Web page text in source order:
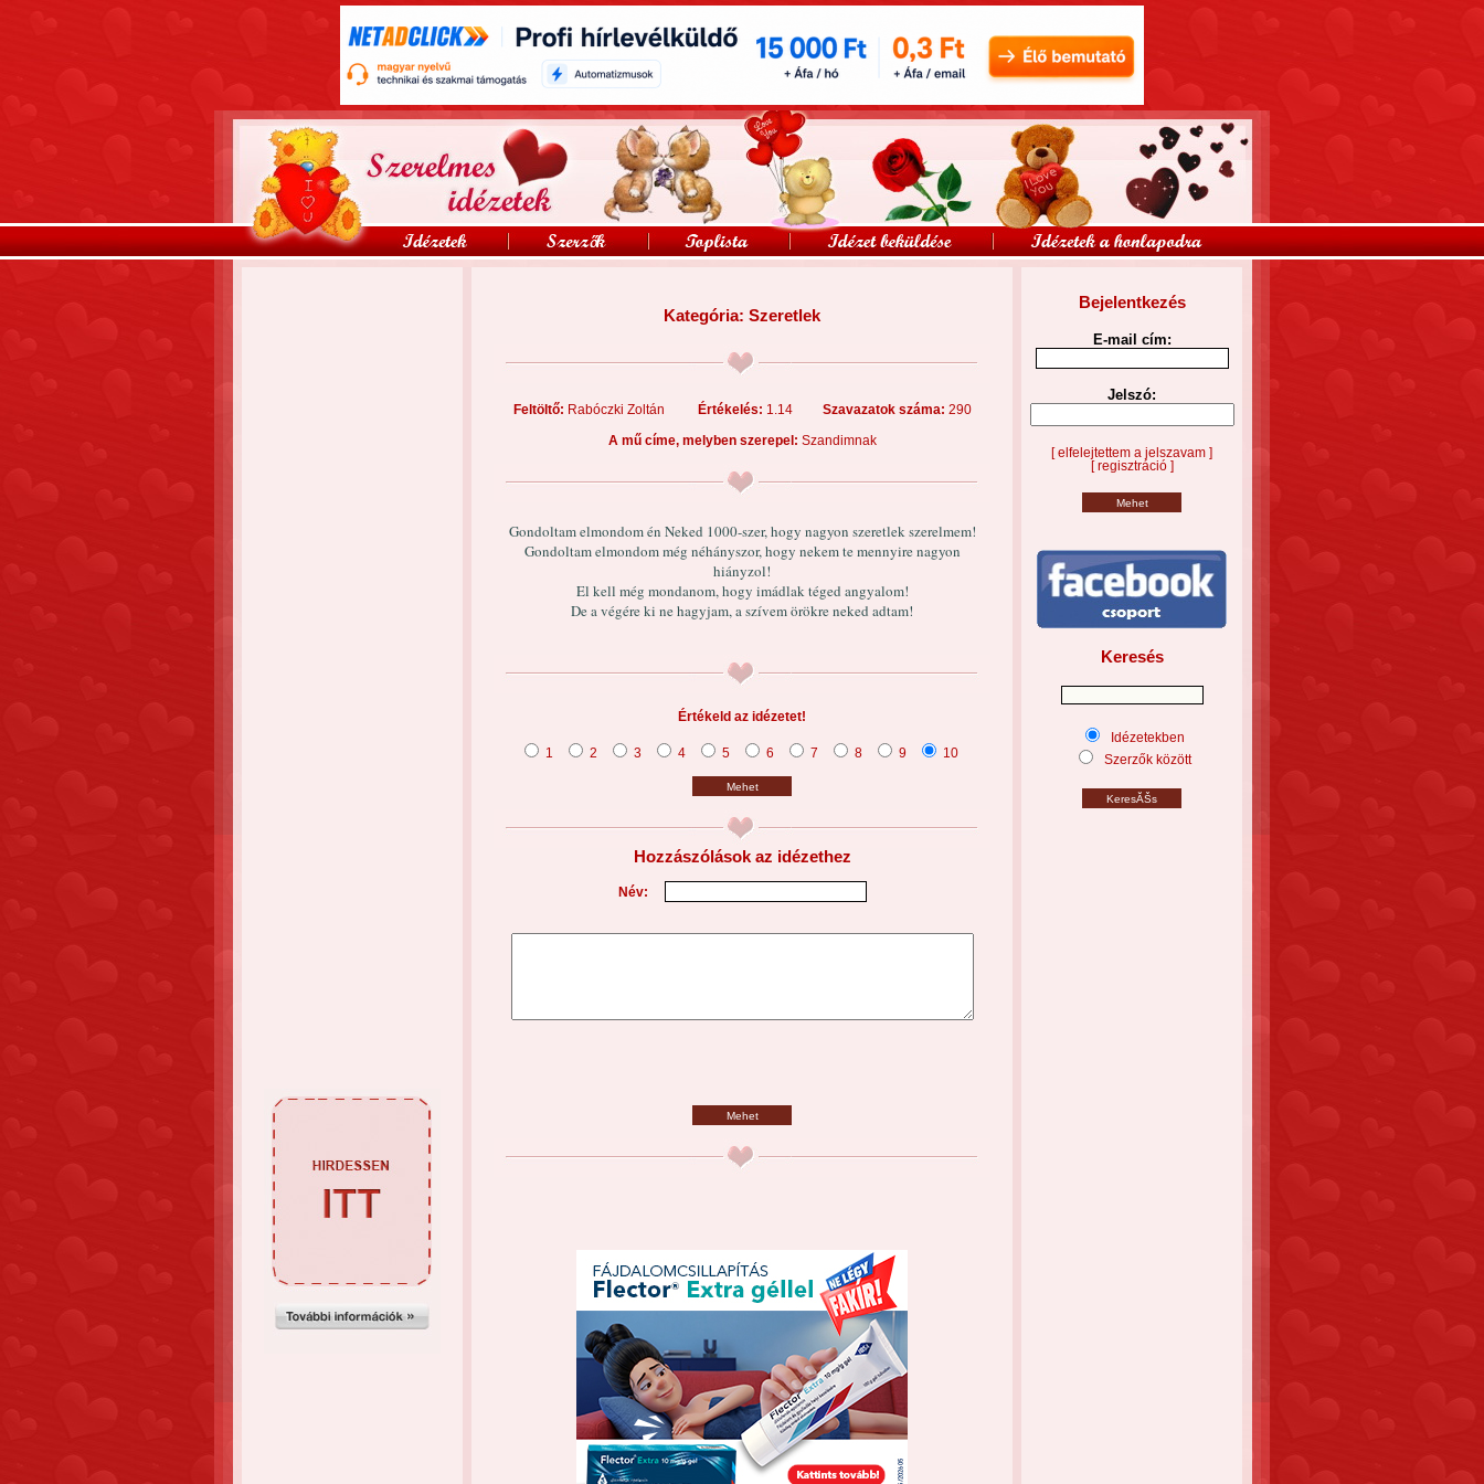
Kategória: Szeretlek
Feltöltő: Rabóczki Zoltán Értékelés: 1.14 Szavazatok száma: 290
A mű címe, melyben szerepel: Szandimnak
Gondoltam elmondom én Neked 1000-szer, hogy nagyon szeretlek szerelmem!
Gondoltam elmondom még néhányszor, hogy nekem te mennyire nagyon
hiányzol!
El kell még mondanom, hogy imádlak téged angyalom!
De a végére ki ne hagyjam, a szívem örökre neked adtam!
Értékeld az idézetet!
1 2 3 4 5 6 7 8 9 10
Mehet
Hozzászólások az idézethez
Név:
Mehet
Bejelentkezés
E-mail cím:
Jelszó:
[ elfelejtettem a jelszavam ]
[ regisztráció ]
Keresés
Idézetekben
Szerzők között